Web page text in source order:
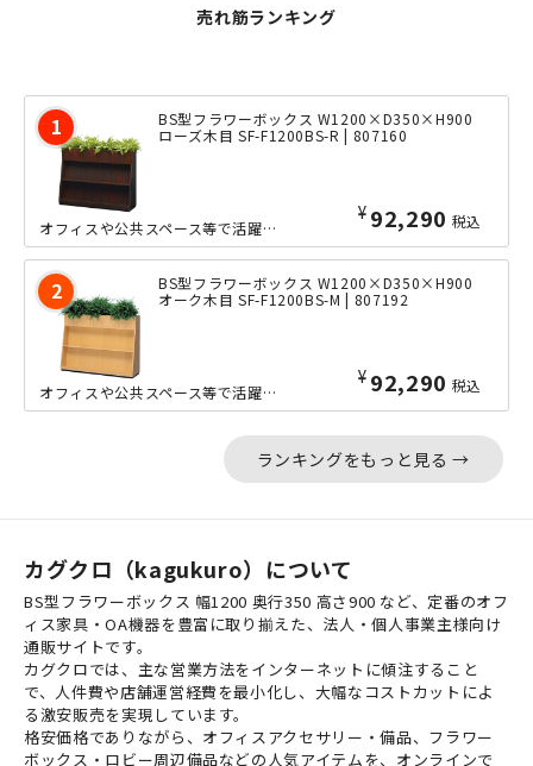
売れ筋ランキング
BS型フラワーボックス W1200×D350×H900
ローズ木目 SF-F1200BS-R | 807160
¥ 92,290 税込
オフィスや公共スペース等で活躍する、スタンダードな横幅1200mmの屋内用フラワ...
BS型フラワーボックス W1200×D350×H900
オーク木目 SF-F1200BS-M | 807192
¥ 92,290 税込
オフィスや公共スペース等で活躍する、スタンダードな横幅1200mmの屋内用フラワ...
ランキングをもっと見る →
カグクロ（kagukuro）について
BS型フラワーボックス 幅1200 奥行350 高さ900 など、定番のオフ
ィス家具・OA機器を豊富に取り揃えた、法人・個人事業主様向け
通販サイトです。
カグクロでは、主な営業方法をインターネットに傾注すること
で、人件費や店舗運営経費を最小化し、大幅なコストカットによ
る激安販売を実現しています。
格安価格でありながら、オフィスアクセサリー・備品、フラワー
ボックス・ロビー周辺備品などの人気アイテムを、オンラインで